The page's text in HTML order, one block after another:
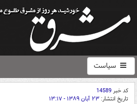
سیاست
کد خبر14589
تاریخ انتشار: ۲۳ آبان ۱۳۸۹ - ۱۳:۱۷